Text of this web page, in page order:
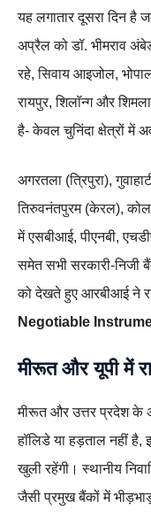
यह लगातार दूसरा दिन
अप्रैल को डॉ. भीमराव
रहे, सिवाय आइजोल,
रायपुर, शिलॉन्ग और
है- केवल चुनिंदा क्षेत्रों में
अगरतला (त्रिपुरा),
तिरुवनंतपुरम (केरल),
में एसबीआई, पीएनबी,
समेत सभी सरकारी-निजी
को देखते हुए आरबीआई ने
Negotiable
मीरूत और यूपी में
मीरूत और उत्तर प्रदेश
हॉलिडे या हड़ताल नहीं
खुली रहेंगी। स्थानीय
जैसी प्रमुख बैंकों में